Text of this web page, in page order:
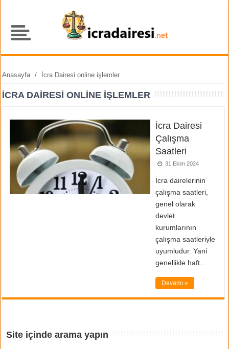
Anasayfa / İcra Dairesi online işlemler
İCRA DAIRESI ONLINE IŞLEMLER
İcra Dairesi
Çalışma
Saatleri
31 Ekim 2024
İcra dairelerinin
çalışma saatleri,
genel olarak
devlet
kurumlarının
çalışma saatleriyle
uyumludur. Yani
genellikle haft...
Devamı »
Site içinde arama yapın